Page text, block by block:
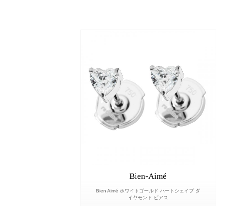
Bien-Aimé
Bien Aimé ホワイトゴールド ハートシェイプ ダ
イヤモンド ピアス